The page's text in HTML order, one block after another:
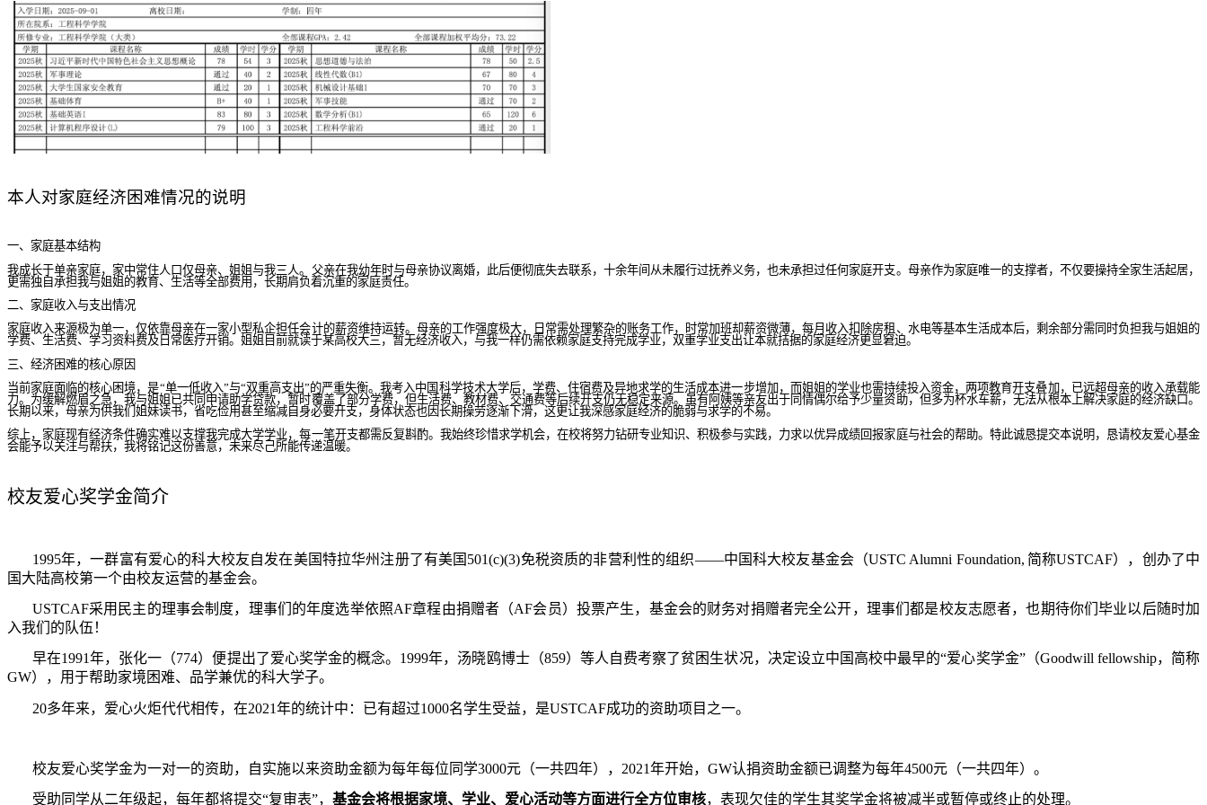
本人对家庭经济困难情况的说明
一、家庭基本结构
我成长于单亲家庭，家中常住人口仅母亲、姐姐与我三人。父亲在我幼年时与母亲协议离婚，此后便彻底失去联系，十余年间从未履行过抚养义务，也未承担过任何家庭开支。母亲作为家庭唯一的支撑者，不仅要操持全家生活起居，
更需独自承担我与姐姐的教育、生活等全部费用，长期肩负着沉重的家庭责任。
二、家庭收入与支出情况
家庭收入来源极为单一，仅依靠母亲在一家小型私企担任会计的薪资维持运转。母亲的工作强度极大，日常需处理繁杂的账务工作，时常加班却薪资微薄，每月收入扣除房租、水电等基本生活成本后，剩余部分需同时负担我与姐姐的
学费、生活费、学习资料费及日常医疗开销。姐姐目前就读于某高校大三，暂无经济收入，与我一样仍需依赖家庭支持完成学业，双重学业支出让本就拮据的家庭经济更显窘迫。
三、经济困难的核心原因
当前家庭面临的核心困境，是“单一低收入”与“双重高支出”的严重失衡。我考入中国科学技术大学后，学费、住宿费及异地求学的生活成本进一步增加，而姐姐的学业也需持续投入资金，两项教育开支叠加，已远超母亲的收入承载能
力。为缓解燃眉之急，我与姐姐已共同申请助学贷款，暂时覆盖了部分学费，但生活费、教材费、交通费等后续开支仍无稳定来源。虽有阿姨等亲友出于同情偶尔给予少量资助，但多为杯水车薪，无法从根本上解决家庭的经济缺口。
长期以来，母亲为供我们姐妹读书，省吃俭用甚至缩减自身必要开支，身体状态也因长期操劳逐渐下滑，这更让我深感家庭经济的脆弱与求学的不易。
综上，家庭现有经济条件确实难以支撑我完成大学学业，每一笔开支都需反复斟酌。我始终珍惜求学机会，在校将努力钻研专业知识、积极参与实践，力求以优异成绩回报家庭与社会的帮助。特此诚恳提交本说明，恳请校友爱心基金
会能予以关注与帮扶，我将铭记这份善意，未来尽己所能传递温暖。
校友爱心奖学金简介
1995年，一群富有爱心的科大校友自发在美国特拉华州注册了有美国 501(c)(3)免税资质的非营利性的组织——中国科大校友基金会（USTC Alumni Foundation, 简称USTCAF），创办了中
国大陆高校第一个由校友运营的基金会。
USTCAF采用民主的理事会制度，理事们的年度选举依照AF章程由捐赠者（AF会员）投票产生，基金会的财务对捐赠者完全公开，理事们都是校友志愿者，也期待你们毕业以后随时加
入我们的队伍！
早在1991年，张化一（774）便提出了爱心奖学金的概念。 1999年，汤晓鸥博士（859）等人自费考察了贫困生状况，决定设立中国高校中最早的“爱心奖学金”（Goodwill fellowship，简称
GW），用于帮助家境困难、品学兼优的科大学子。
20多年来，爱心火炬代代相传，在2021年的统计中：已有超过1000名学生受益，是USTCAF成功的资助项目之一。
校友爱心奖学金为一对一的资助，自实施以来资助金额为每年每位同学3000元（一共四年）， 2021年开始， GW认捐资助金额已调整为每年4500元（一共四年）。
受助同学从二年级起，每年都将提交“复审表”， 基金会将根据家境、学业、爱心活动等方面进行全方位审核， 表现欠佳的学生其奖学金将被减半或暂停或终止的处理。